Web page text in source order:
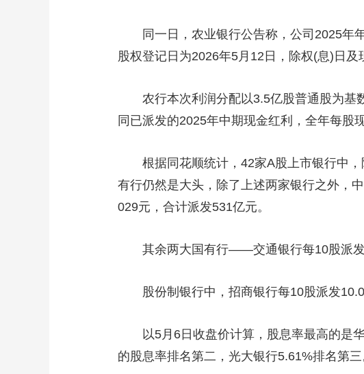
同一日，农业银行公告称，公司2025年年
股权登记日为2026年5月12日，除权(息)日及
农行本次利润分配以3.5亿股普通股为基
同已派发的2025年中期现金红利，全年每股
根据同花顺统计，42家A股上市银行中，
有行仍然是大头，除了上述两家银行之外，
029元，合计派发531亿元。
其余两大国有行——交通银行每10股派发
股份制银行中，招商银行每10股派发
以5月6日收盘价计算，股息率最高的是华
的股息率排名第二，光大银行5.61%排名第三